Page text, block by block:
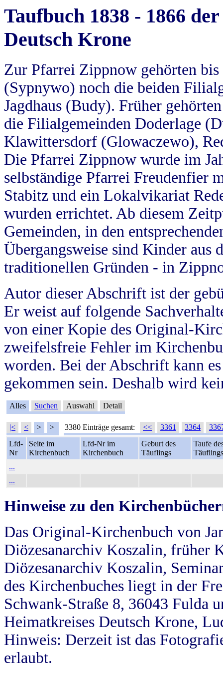
Taufbuch 1838 - 1866
Deutsch Krone
Zur Pfarrei Zippnow gehörten
(Sypnywo) noch die beiden
Jagdhaus (Budy). Früher
die Filialgemeinden Doderlage
Klawittersdorf (Glowaczewo),
Die Pfarrei Zippnow wurde im
selbständige Pfarrei Freudenfier
Stabitz und ein Lokalvikariat
wurden errichtet. Ab diesem
Gemeinden, in den
Übergangsweise sind Kinder aus
traditionellen Gründen - in
Autor dieser Abschrift ist der
Er weist auf folgende
von einer Kopie des Original-
zweifelsfreie Fehler im
worden. Bei der Abschrift kann
gekommen sein. Deshalb wird
Alles Suchen Auswahl Detail
|< < > >| 3380 Einträge gesamt: << 3361 3364
Lfd-
Nr
Seite im
Kirchenbuch
Lfd-Nr im
Kirchenbuch
Geburt des
Täuflings
Taufe
Täuflings
...
...
Hinweise zu den
Das Original-Kirchenbuch von
Diözesanarchiv Koszalin, früher
Diözesanarchiv Koszalin,
des Kirchenbuches liegt in der
Schwank-Straße 8, 36043 Fulda
Heimatkreises Deutsch Krone,
Hinweis: Derzeit ist das
erlaubt.